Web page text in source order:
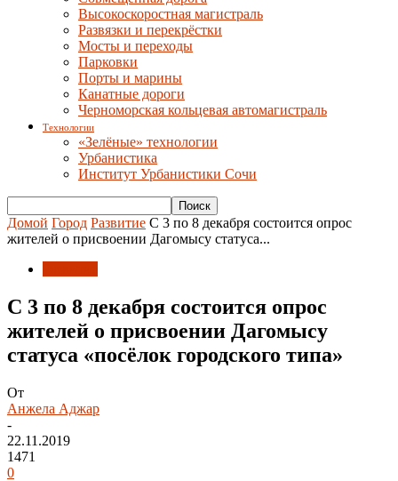
Высокоскоростная магистраль
Развязки и перекрёстки
Мосты и переходы
Парковки
Порты и марины
Канатные дороги
Черноморская кольцевая автомагистраль
Технологии
«Зелёные» технологии
Урбанистика
Институт Урбанистики Сочи
Домой Город Развитие С 3 по 8 декабря состоится опрос
жителей о присвоении Дагомысу статуса...
С 3 по 8 декабря состоится опрос
жителей о присвоении Дагомысу
статуса «посёлок городского типа»
От
Анжела Аджар
-
22.11.2019
1471
0